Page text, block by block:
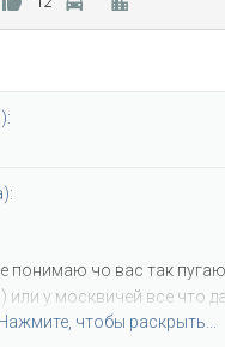
понимаю чо вас так
или у москвичей все что
))))
чтобы раскрыть...